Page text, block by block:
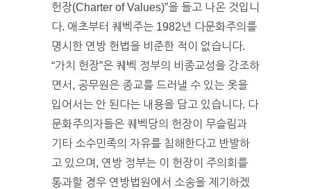
헌장(Charter of Values)”을 들고 나온 것입니
다. 애초부터 퀘벡주는 1982년 다문화주의를
명시한 연방 헌법을 비준한 적이 없습니다.
“가치 헌장”은 퀘벡 정부의 비종교성을 강조하
면서, 공무원은 종교를 드러낼 수 있는 옷을
입어서는 안 된다는 내용을 담고 있습니다. 다
문화주의자들은 퀘벡당의 헌장이 무슬림과
기타 소수민족의 자유를 침해한다고 반발하
고 있으며, 연방 정부는 이 헌장이 주의회를
통과할 경우 연방법원에서 소송을 제기하겠